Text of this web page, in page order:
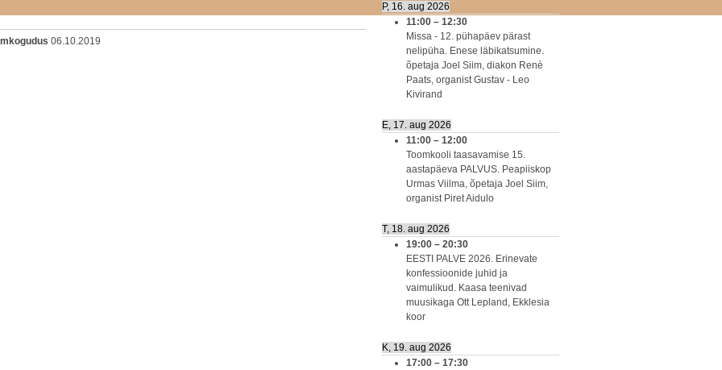
06.10.2019
P, 16. aug 2026
11:00 – 12:30
Missa - 12. pühapäev pärast
nelipüha. Enese läbikatsumine.
õpetaja Joel Siim, diakon Renè
Paats, organist Gustav - Leo
Kivirand
E, 17. aug 2026
11:00 – 12:00
Toomkooli taasavamise 15.
aastapäeva PALVUS. Peapiiskop
Urmas Viilma, õpetaja Joel Siim,
organist Piret Aidulo
T, 18. aug 2026
19:00 – 20:30
EESTI PALVE 2026. Erinevate
konfessioonide juhid ja
vaimulikud. Kaasa teenivad
muusikaga Ott Lepland, Ekklesia
koor
K, 19. aug 2026
17:00 – 17:30